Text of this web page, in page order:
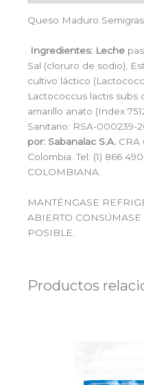
Queso Maduro
Ingredientes: Leche
Sal (cloruro de sodio),
cultivo láctico
Lactococcus lactis subs
amarillo anato (Index
Sanitario: RSA-000239-
por: Sabanalac S.A. CRA
Colombia. Tel: (1) 866
COLOMBIANA.
MANTÉNGASE
ABIERTO
POSIBLE.
Productos